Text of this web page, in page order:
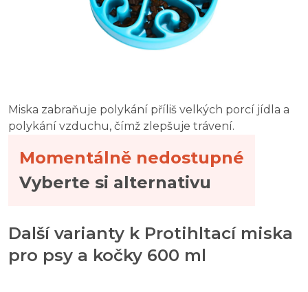
Miska zabraňuje polykání příliš velkých porcí jídla a
polykání vzduchu, čímž zlepšuje trávení.
Momentálně nedostupné
Vyberte si alternativu
Další varianty k Protihltací miska
pro psy a kočky 600 ml